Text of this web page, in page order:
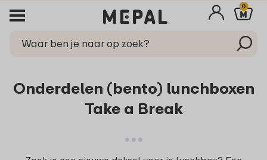
0
Onderdelen (bento) lunchboxen
Take a Break